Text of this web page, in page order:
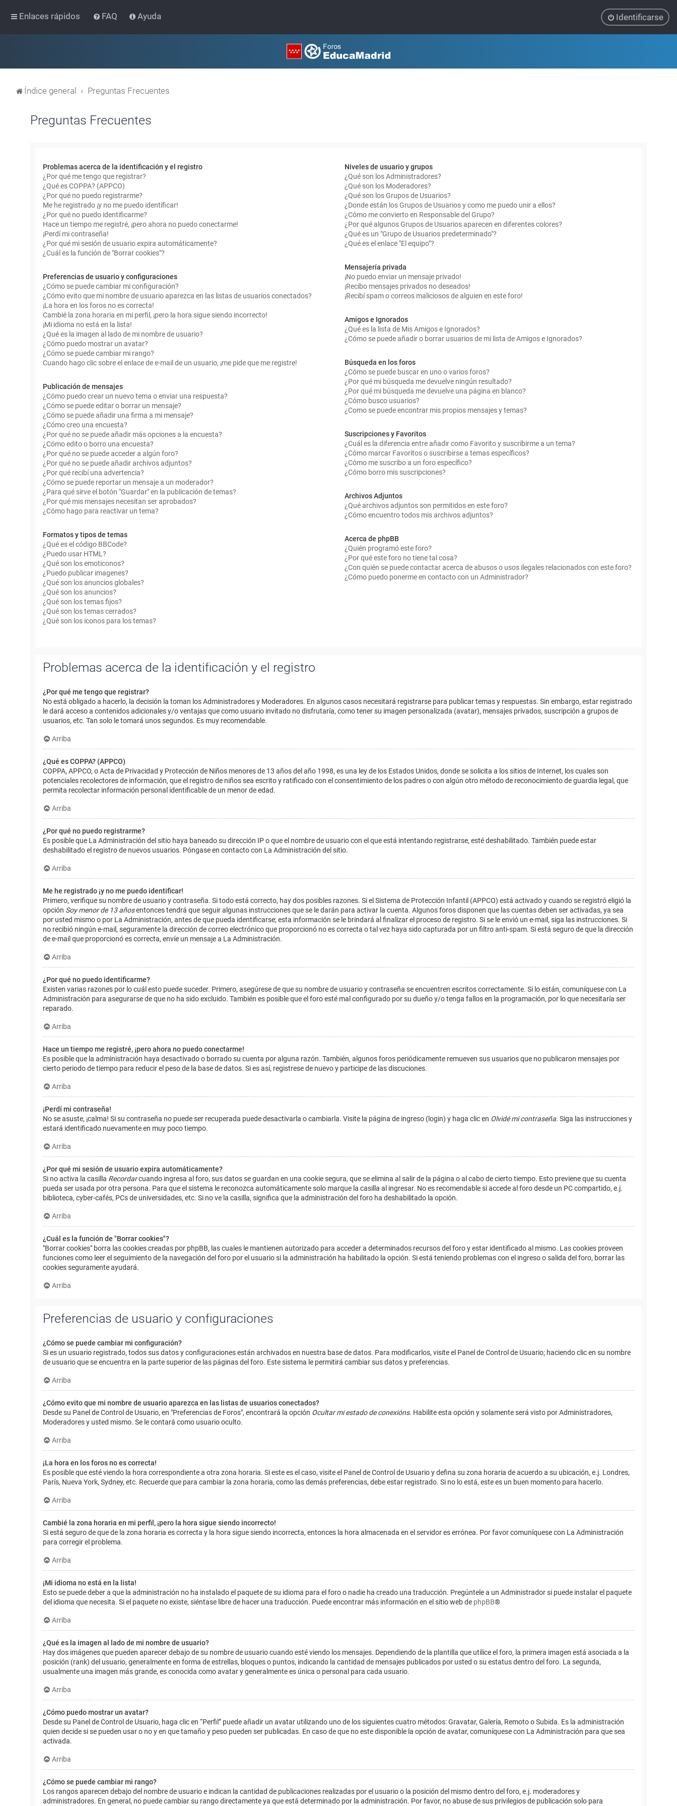
Enlaces rápidos FAQ Ayuda Identificarse
Índice general Preguntas Frecuentes
Preguntas Frecuentes
Problemas acerca de la identificación y el registro
¿Por qué me tengo que registrar?
¿Qué es COPPA? (APPCO)
¿Por qué no puedo registrarme?
Me he registrado ¡y no me puedo identificar!
¿Por qué no puedo identificarme?
Hace un tiempo me registré, ¡pero ahora no puedo conectarme!
¡Perdí mi contraseña!
¿Por qué mi sesión de usuario expira automáticamente?
¿Cuál es la función de "Borrar cookies"?
Preferencias de usuario y configuraciones
¿Cómo se puede cambiar mi configuración?
¿Cómo evito que mi nombre de usuario aparezca en las listas de usuarios conectados?
¡La hora en los foros no es correcta!
Cambié la zona horaria en mi perfil, ¡pero la hora sigue siendo incorrecto!
¡Mi idioma no está en la lista!
¿Qué es la imagen al lado de mi nombre de usuario?
¿Cómo puedo mostrar un avatar?
¿Cómo se puede cambiar mi rango?
Cuando hago clic sobre el enlace de e-mail de un usuario, ¡me pide que me registre!
Publicación de mensajes
¿Cómo puedo crear un nuevo tema o enviar una respuesta?
¿Cómo se puede editar o borrar un mensaje?
¿Cómo se puede añadir una firma a mi mensaje?
¿Cómo creo una encuesta?
¿Por qué no se puede añadir más opciones a la encuesta?
¿Cómo edito o borro una encuesta?
¿Por qué no se puede acceder a algún foro?
¿Por qué no se puede añadir archivos adjuntos?
¿Por qué recibí una advertencia?
¿Cómo se puede reportar un mensaje a un moderador?
¿Para qué sirve el botón "Guardar" en la publicación de temas?
¿Por qué mis mensajes necesitan ser aprobados?
¿Cómo hago para reactivar un tema?
Formatos y tipos de temas
¿Qué es el código BBCode?
¿Puedo usar HTML?
¿Qué son los emoticonos?
¿Puedo publicar imagenes?
¿Qué son los anuncios globales?
¿Qué son los anuncios?
¿Qué son los temas fijos?
¿Qué son los temas cerrados?
¿Qué son los iconos para los temas?
Niveles de usuario y grupos
¿Qué son los Administradores?
¿Qué son los Moderadores?
¿Qué son los Grupos de Usuarios?
¿Donde están los Grupos de Usuarios y como me puedo unir a ellos?
¿Cómo me convierto en Responsable del Grupo?
¿Por qué algunos Grupos de Usuarios aparecen en diferentes colores?
¿Qué es un "Grupo de Usuarios predeterminado"?
¿Qué es el enlace "El equipo"?
Mensajería privada
¡No puedo enviar un mensaje privado!
¡Recibo mensajes privados no deseados!
¡Recibí spam o correos maliciosos de alguien en este foro!
Amigos e Ignorados
¿Qué es la lista de Mis Amigos e Ignorados?
¿Cómo se puede añadir o borrar usuarios de mi lista de Amigos e Ignorados?
Búsqueda en los foros
¿Cómo se puede buscar en uno o varios foros?
¿Por qué mi búsqueda me devuelve ningún resultado?
¿Por qué mi búsqueda me devuelve una página en blanco?
¿Cómo busco usuarios?
¿Como se puede encontrar mis propios mensajes y temas?
Suscripciones y Favoritos
¿Cuál es la diferencia entre añadir como Favorito y suscribirme a un tema?
¿Cómo marcar Favoritos o suscribirse a temas específicos?
¿Cómo me suscribo a un foro específico?
¿Cómo borro mis suscripciones?
Archivos Adjuntos
¿Qué archivos adjuntos son permitidos en este foro?
¿Cómo encuentro todos mis archivos adjuntos?
Acerca de phpBB
¿Quién programó este foro?
¿Por qué este foro no tiene tal cosa?
¿Con quién se puede contactar acerca de abusos o usos ilegales relacionados con este foro?
¿Cómo puedo ponerme en contacto con un Administrador?
Problemas acerca de la identificación y el registro
¿Por qué me tengo que registrar?
No está obligado a hacerlo, la decisión la toman los Administradores y Moderadores. En algunos casos necesitará registrarse para publicar temas y respuestas. Sin embargo, estar registrado
le dará acceso a contenidos adicionales y/o ventajas que como usuario invitado no disfrutaría, como tener su imagen personalizada (avatar), mensajes privados, suscripción a grupos de
usuarios, etc. Tan solo le tomará unos segundos. Es muy recomendable.
Arriba
¿Qué es COPPA? (APPCO)
COPPA, APPCO, o Acta de Privacidad y Protección de Niños menores de 13 años del año 1998, es una ley de los Estados Unidos, donde se solicita a los sitios de Internet, los cuales son
potenciales recolectores de información, que el registro de niños sea escrito y ratificado con el consentimiento de los padres o con algún otro método de reconocimiento de guardia legal, que
permita recolectar información personal identificable de un menor de edad.
Arriba
¿Por qué no puedo registrarme?
Es posible que La Administración del sitio haya baneado su dirección IP o que el nombre de usuario con el que está intentando registrarse, esté deshabilitado. También puede estar
deshabilitado el registro de nuevos usuarios. Póngase en contacto con La Administración del sitio.
Arriba
Me he registrado ¡y no me puedo identificar!
Primero, verifique su nombre de usuario y contraseña. Si todo está correcto, hay dos posibles razones. Si el Sistema de Protección Infantil (APPCO) está activado y cuando se registró eligió la
opción Soy menor de 13 añosentonces tendrá que seguir algunas instrucciones que se le darán para activar la cuenta. Algunos foros disponen que las cuentas deben ser activadas, ya sea
por usted mismo o por La Administración, antes de que pueda identificarse; esta información se le brindará al finalizar el proceso de registro. Si se le envió un e-mail, siga las instrucciones. Si
no recibió ningún e-mail, seguramente la dirección de correo electrónico que proporcionó no es correcta o tal vez haya sido capturada por un filtro anti-spam. Si está seguro de que la dirección
de e-mail que proporcionó es correcta, envíe un mensaje a La Administración.
Arriba
¿Por qué no puedo identificarme?
Existen varias razones por lo cuál esto puede suceder. Primero, asegúrese de que su nombre de usuario y contraseña se encuentren escritos correctamente. Si lo están, comuníquese con La
Administración para asegurarse de que no ha sido excluido. También es posible que el foro esté mal configurado por su dueño y/o tenga fallos en la programación, por lo que necesitaría ser
reparado.
Arriba
Hace un tiempo me registré, ¡pero ahora no puedo conectarme!
Es posible que la administración haya desactivado o borrado su cuenta por alguna razón. También, algunos foros periódicamente remueven sus usuarios que no publicaron mensajes por
cierto periodo de tiempo para reducir el peso de la base de datos. Si es así, registrese de nuevo y participe de las discuciones.
Arriba
¡Perdí mi contraseña!
No se asuste, ¡calma! Si su contraseña no puede ser recuperada puede desactivarla o cambiarla. Visite la página de ingreso (login) y haga clic en Olvidé mi contraseña. Siga las instrucciones y
estará identificado nuevamente en muy poco tiempo.
Arriba
¿Por qué mi sesión de usuario expira automáticamente?
Si no activa la casilla Recordarcuando ingresa al foro, sus datos se guardan en una cookie segura, que se elimina al salir de la página o al cabo de cierto tiempo. Esto previene que su cuenta
pueda ser usada por otra persona. Para que el sistema le reconozca automáticamente solo marque la casilla al ingresar. No es recomendable si accede al foro desde un PC compartido, e.j.
biblioteca, cyber-cafés, PCs de universidades, etc. Si no ve la casilla, significa que la administración del foro ha deshabilitado la opción.
Arriba
¿Cuál es la función de "Borrar cookies"?
"Borrar cookies" borra las cookies creadas por phpBB, las cuales le mantienen autorizado para acceder a determinados recursos del foro y estar identificado al mismo. Las cookies proveen
funciones como leer el seguimiento de la navegación del foro por el usuario si la administración ha habilitado la opción. Si está teniendo problemas con el ingreso o salida del foro, borrar las
cookies seguramente ayudará.
Arriba
Preferencias de usuario y configuraciones
¿Cómo se puede cambiar mi configuración?
Si es un usuario registrado, todos sus datos y configuraciones están archivados en nuestra base de datos. Para modificarlos, visite el Panel de Control de Usuario; haciendo clic en su nombre
de usuario que se encuentra en la parte superior de las páginas del foro. Este sistema le permitirá cambiar sus datos y preferencias.
Arriba
¿Cómo evito que mi nombre de usuario aparezca en las listas de usuarios conectados?
Desde su Panel de Control de Usuario, en "Preferencias de Foros", encontrará la opción Ocultar mi estado de conexións. Habilite esta opción y solamente será visto por Administradores,
Moderadores y usted mismo. Se le contará como usuario oculto.
Arriba
¡La hora en los foros no es correcta!
Es posible que esté viendo la hora correspondiente a otra zona horaria. Si este es el caso, visite el Panel de Control de Usuario y defina su zona horaria de acuerdo a su ubicación, e.j. Londres,
París, Nueva York, Sydney, etc. Recuerde que para cambiar la zona horaria, como las demás preferencias, debe estar registrado. Si no lo está, este es un buen momento para hacerlo.
Arriba
Cambié la zona horaria en mi perfil, ¡pero la hora sigue siendo incorrecto!
Si está seguro de que de la zona horaria es correcta y la hora sigue siendo incorrecta, entonces la hora almacenada en el servidor es errónea. Por favor comuníquese con La Administración
para corregir el problema.
Arriba
¡Mi idioma no está en la lista!
Esto se puede deber a que la administración no ha instalado el paquete de su idioma para el foro o nadie ha creado una traducción. Pregúntele a un Administrador si puede instalar el paquete
del idioma que necesita. Si el paquete no existe, siéntase libre de hacer una traducción. Puede encontrar más información en el sitio web de phpBB®
Arriba
¿Qué es la imagen al lado de mi nombre de usuario?
Hay dos imágenes que pueden aparecer debajo de su nombre de usuario cuando esté viendo los mensajes. Dependiendo de la plantilla que utilice el foro, la primera imagen está asociada a la
posición (rank) del usuario, generalmente en forma de estrellas, bloques o puntos, indicando la cantidad de mensajes publicados por usted o su estatus dentro del foro. La segunda,
usualmente una imagen más grande, es conocida como avatar y generalmente es única o personal para cada usuario.
Arriba
¿Cómo puedo mostrar un avatar?
Desde su Panel de Control de Usuario, haga clic en “Perfil” puede añadir un avatar utilizando uno de los siguientes cuatro métodos: Gravatar, Galería, Remoto o Subida. Es la administración
quien decide si se pueden usar o no y en que tamaño y peso pueden ser publicadas. En caso de que no este disponible la opción de avatar, comuníquese con La Administración para que sea
activada.
Arriba
¿Cómo se puede cambiar mi rango?
Los rangos aparecen debajo del nombre de usuario e indican la cantidad de publicaciones realizadas por el usuario o la posición del mismo dentro del foro, e.j. moderadores y
administradores. En general, no puede cambiar su rango directamente ya que está determinado por la administración. Por favor, no abuse de sus privilegios de publicación solo para